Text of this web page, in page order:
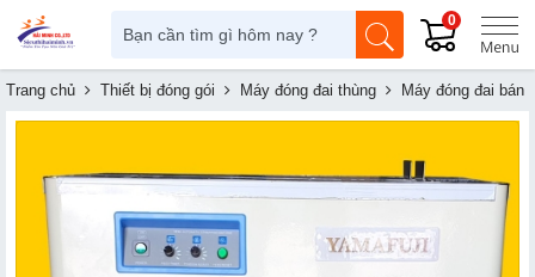
0
Trang chủ Thiết bị đóng gói Máy đóng đai thùng Máy đóng đai bán